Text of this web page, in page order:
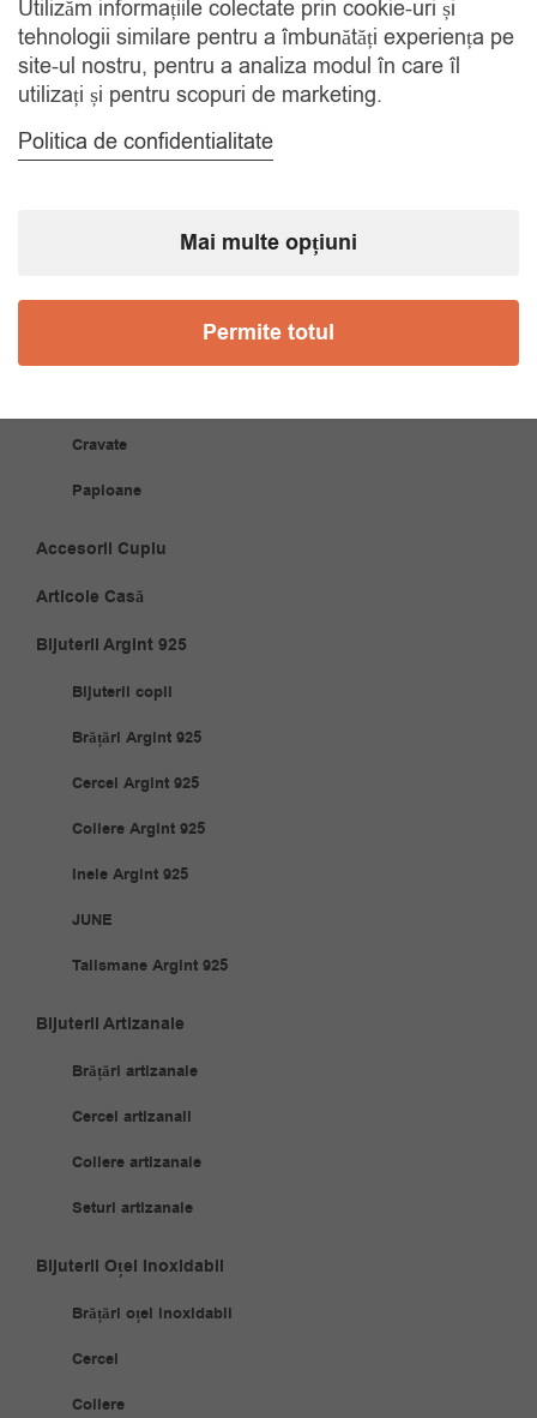
RETUR 30 ZILE
Gratuit, indiferent de motiv
COMANDA TELEFONIC
Tel. 0770420114
Accesorii Bărbăți
Cravate
Papioane
Accesorii Cuplu
Articole Casă
Bijuterii Argint 925
Bijuterii copii
Brățări Argint 925
Cercei Argint 925
Coliere Argint 925
Inele Argint 925
JUNE
Talismane Argint 925
Bijuterii Artizanale
Brățări artizanale
Cercei artizanali
Coliere artizanale
Seturi artizanale
Bijuterii Oțel Inoxidabil
Brățări oțel inoxidabil
Cercei
Coliere
Utilizăm informațiile colectate prin cookie-uri și
tehnologii similare pentru a îmbunătăți experiența pe
site-ul nostru, pentru a analiza modul în care îl
utilizați și pentru scopuri de marketing.
Politica de confidentialitate
Mai multe opțiuni
Permite totul